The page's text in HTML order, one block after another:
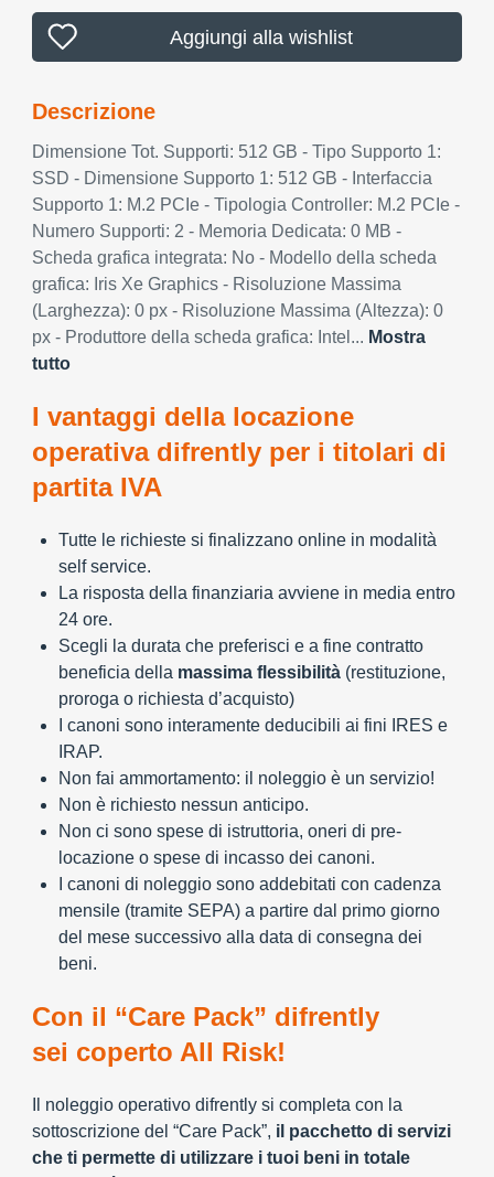
Aggiungi alla wishlist
Descrizione
Dimensione Tot. Supporti: 512 GB - Tipo Supporto 1:
SSD - Dimensione Supporto 1: 512 GB - Interfaccia
Supporto 1: M.2 PCIe - Tipologia Controller: M.2 PCIe -
Numero Supporti: 2 - Memoria Dedicata: 0 MB -
Scheda grafica integrata: No - Modello della scheda
grafica: Iris Xe Graphics - Risoluzione Massima
(Larghezza): 0 px - Risoluzione Massima (Altezza): 0
px - Produttore della scheda grafica: Intel... Mostra
tutto
I vantaggi della locazione
operativa difrently per i titolari di
partita IVA
Tutte le richieste si finalizzano online in modalità
self service.
La risposta della finanziaria avviene in media entro
24 ore.
Scegli la durata che preferisci e a fine contratto
beneficia della massima flessibilità (restituzione,
proroga o richiesta d’acquisto)
I canoni sono interamente deducibili ai fini IRES e
IRAP.
Non fai ammortamento: il noleggio è un servizio!
Non è richiesto nessun anticipo.
Non ci sono spese di istruttoria, oneri di pre-
locazione o spese di incasso dei canoni.
I canoni di noleggio sono addebitati con cadenza
mensile (tramite SEPA) a partire dal primo giorno
del mese successivo alla data di consegna dei
beni.
Con il “Care Pack” difrently
sei coperto All Risk!
Il noleggio operativo difrently si completa con la
sottoscrizione del “Care Pack”, il pacchetto di servizi
che ti permette di utilizzare i tuoi beni in totale